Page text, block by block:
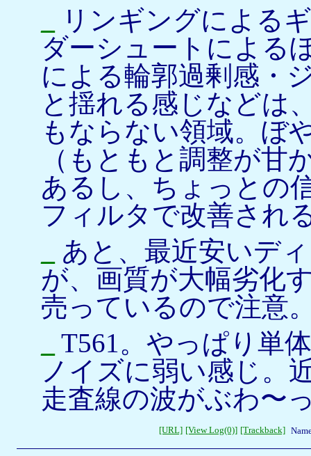
リンギングによる
ダーシュートによる
による輪郭過剰感・
と揺れる感じなどは
もならない領域。ぼ
（もともと調整が甘
あるし、ちょっとの
フィルタで改善され
あと、最近安いデ
が、画質が大幅劣化
売っているので注意
T561。やっぱり単
ノイズに弱い感じ。
走査線の波がぶわ〜
[URL] [View Log(0)] [Trackback]